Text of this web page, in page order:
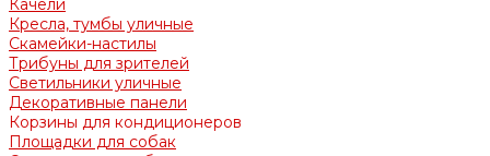
Качели
Кресла, тумбы уличные
Скамейки-настилы
Трибуны для зрителей
Светильники уличные
Декоративные панели
Корзины для кондиционеров
Площадки для собак